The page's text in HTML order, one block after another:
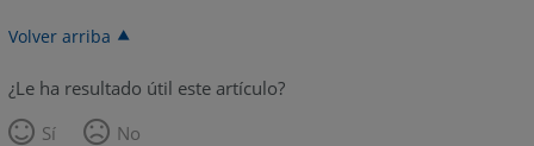
Volver arriba
¿Le ha resultado útil este artículo?
Sí
No